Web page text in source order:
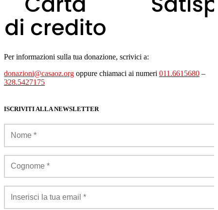
Per informazioni sulla tua donazione, scrivici a:
donazioni@casaoz.org oppure chiamaci ai numeri 011.6615680 –
328.5427175
ISCRIVITI ALLA NEWSLETTER